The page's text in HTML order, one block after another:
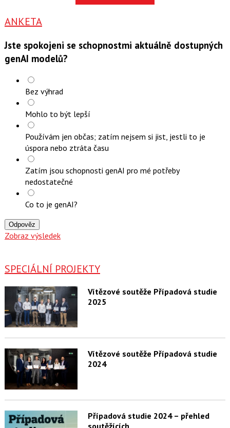
ANKETA
Jste spokojeni se schopnostmi aktuálně dostupných
genAI modelů?
Bez výhrad
Mohlo to být lepší
Používám jen občas; zatím nejsem si jist, jestli to je
úspora nebo ztráta času
Zatím jsou schopnosti genAI pro mé potřeby
nedostatečné
Co to je genAI?
Odpověz
Zobraz výsledek
SPECIÁLNÍ PROJEKTY
Vítězové soutěže Případová studie
2025
Vítězové soutěže Případová studie
2024
Případová studie 2024 – přehled
soutěžících